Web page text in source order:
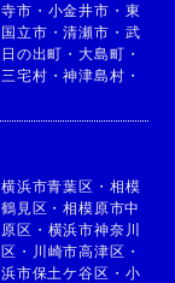
市 ・ 小金井市 ・ 東
国立市 ・清瀬市 ・ 武
日の出町 ・大島町 ・
三宅村 ・神津島村 ・
横浜市青葉区 ・ 相模
見区 ・相模原市中
区 ・ 横浜市神奈川
・ 川崎市高津区 ・
市保土ケ谷区 ・ 小